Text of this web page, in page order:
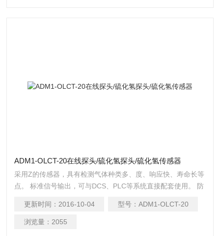
ADM1-OLCT-20在线探头/硫化氢探头/硫化氢传感器
采用Z的传感器，具有检测气体种类多、度、响应快、寿命长等
点。 标准信号输出，可与DCS、PLC等系统直接配套使用。 防
更新时间： 2016-10-04 型号： ADM1-OLCT-20
浏览量： 2055